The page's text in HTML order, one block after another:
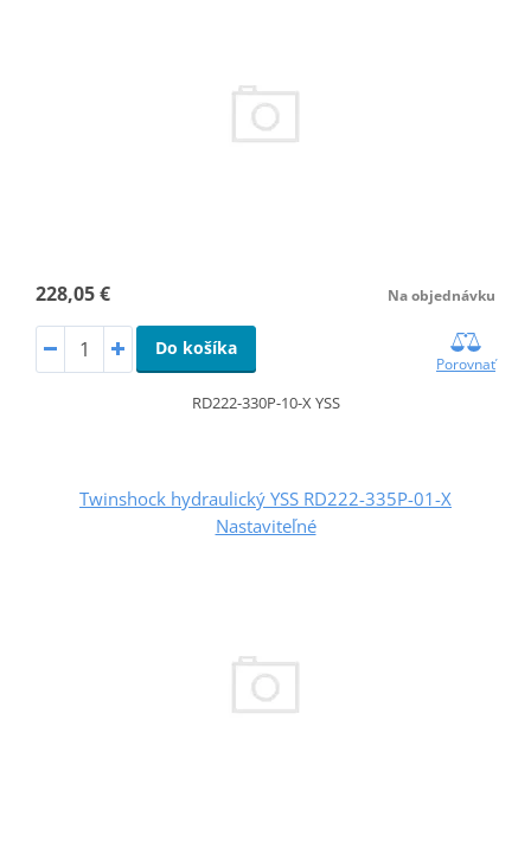
228,05 € Na objednávku
Do košíka
Porovnať
RD222-330P-10-X YSS
Twinshock hydraulický YSS RD222-335P-01-X
Nastaviteľné